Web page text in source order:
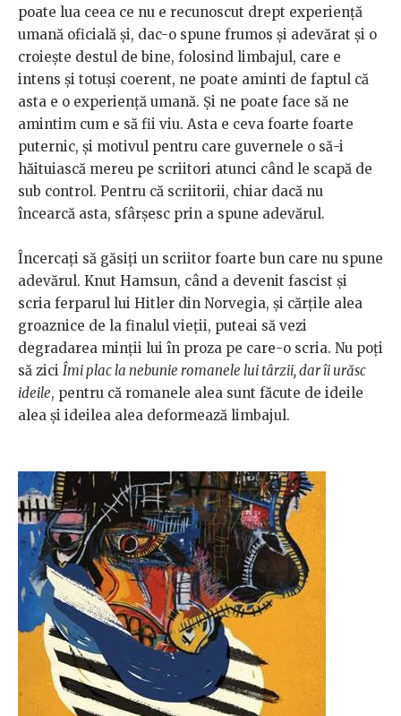
poate lua ceea ce nu e recunoscut drept experiență
umană oficială și, dac-o spune frumos și adevărat și o
croiește destul de bine, folosind limbajul, care e
intens și totuși coerent, ne poate aminti de faptul că
asta e o experiență umană. Și ne poate face să ne
amintim cum e să fii viu. Asta e ceva foarte foarte
puternic, și motivul pentru care guvernele o să-i
hăituiască mereu pe scriitori atunci când le scapă de
sub control. Pentru că scriitorii, chiar dacă nu
încearcă asta, sfârșesc prin a spune adevărul.
Încercați să găsiți un scriitor foarte bun care nu spune
adevărul. Knut Hamsun, când a devenit fascist și
scria ferparul lui Hitler din Norvegia, și cărțile alea
groaznice de la finalul vieții, puteai să vezi
degradarea minții lui în proza pe care-o scria. Nu poți
să zici Îmi plac la nebunie romanele lui târzii, dar îi urăsc
ideile, pentru că romanele alea sunt făcute de ideile
alea și ideilea alea deformează limbajul.